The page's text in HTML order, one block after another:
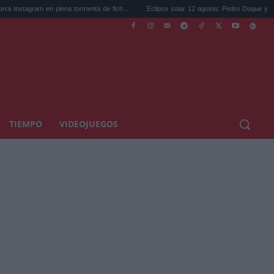
plena tormenta de fich... Eclipse solar 12 agosto: Pedro Duque y un optometr...
TIEMPO VIDEOJUEGOS